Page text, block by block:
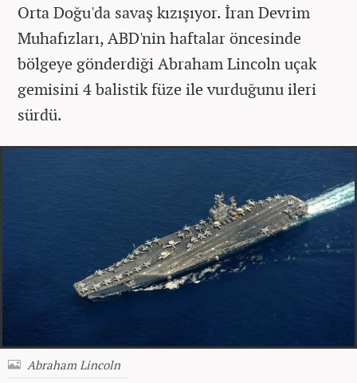
Orta Doğu'da savaş kızışıyor. İran Devrim
Muhafızları, ABD'nin haftalar öncesinde
bölgeye gönderdiği Abraham Lincoln uçak
gemisini 4 balistik füze ile vurduğunu ileri
sürdü.
Abraham Lincoln